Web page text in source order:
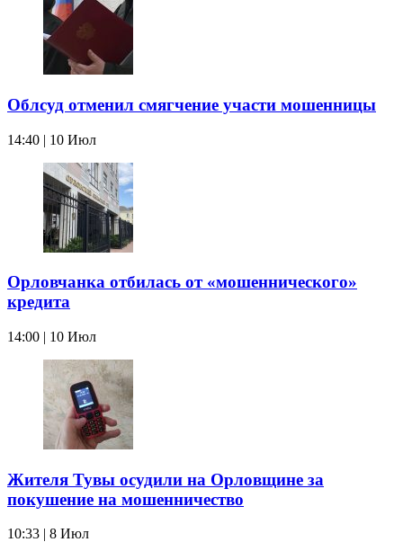
Облсуд отменил смягчение участи мошенницы
14:40 | 10 Июл
Орловчанка отбилась от «мошеннического»
кредита
14:00 | 10 Июл
Жителя Тувы осудили на Орловщине за
покушение на мошенничество
10:33 | 8 Июл